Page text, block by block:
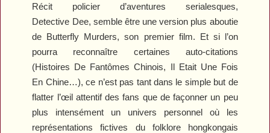
Récit policier d’aventures serialesques,
Detective Dee, semble être une version plus aboutie
de Butterfly Murders, son premier film. Et si l’on
pourra reconnaître certaines auto-citations
(Histoires De Fantômes Chinois, Il Etait Une Fois
En Chine…), ce n’est pas tant dans le simple but de
flatter l’œil attentif des fans que de façonner un peu
plus intensément un univers personnel où les
représentations fictives du folklore hongkongais